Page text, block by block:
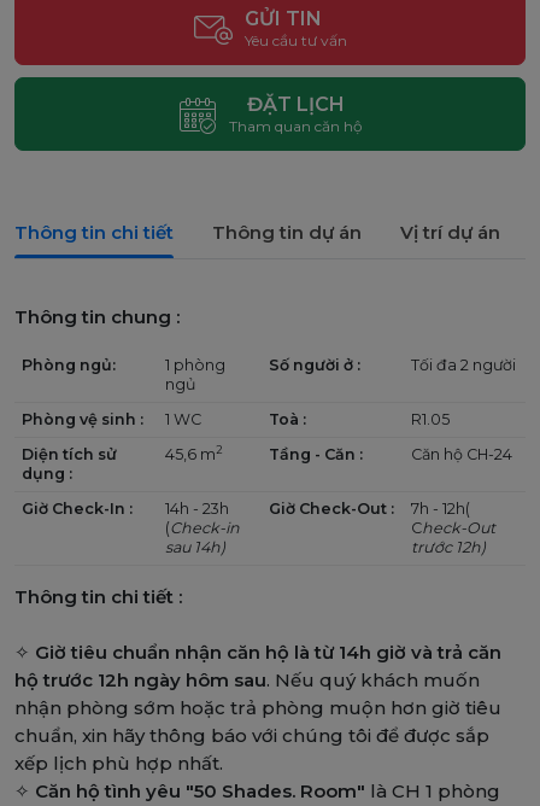
GỬI TIN
Yêu cầu tư vấn
ĐẶT LỊCH
Tham quan căn hộ
Thông tin chi tiết Thông tin dự án Vị trí dự án
Thông tin chung :
Phòng ngủ:
1 phòng
ngủ
Số người ở : Tối đa 2 người
Phòng vệ sinh : 1 WC Toà :
R1.05
Diện tích sử
dụng :
45,6 m2 Tầng - Căn : Căn hộ CH-24
Giờ Check-In :
14h - 23h
(Check-in
sau 14h)
Giờ Check-Out :
7h - 12h(
Check-Out
trước 12h)
Thông tin chi tiết :
✧ Giờ tiêu chuẩn nhận căn hộ là từ 14h giờ và trả căn
hộ trước 12h ngày hôm sau. Nếu quý khách muốn
nhận phòng sớm hoặc trả phòng muộn hơn giờ tiêu
chuẩn, xin hãy thông báo với chúng tôi để được sắp
xếp lịch phù hợp nhất.
✧ Căn hộ tình yêu "50 Shades. Room" là CH 1 phòng